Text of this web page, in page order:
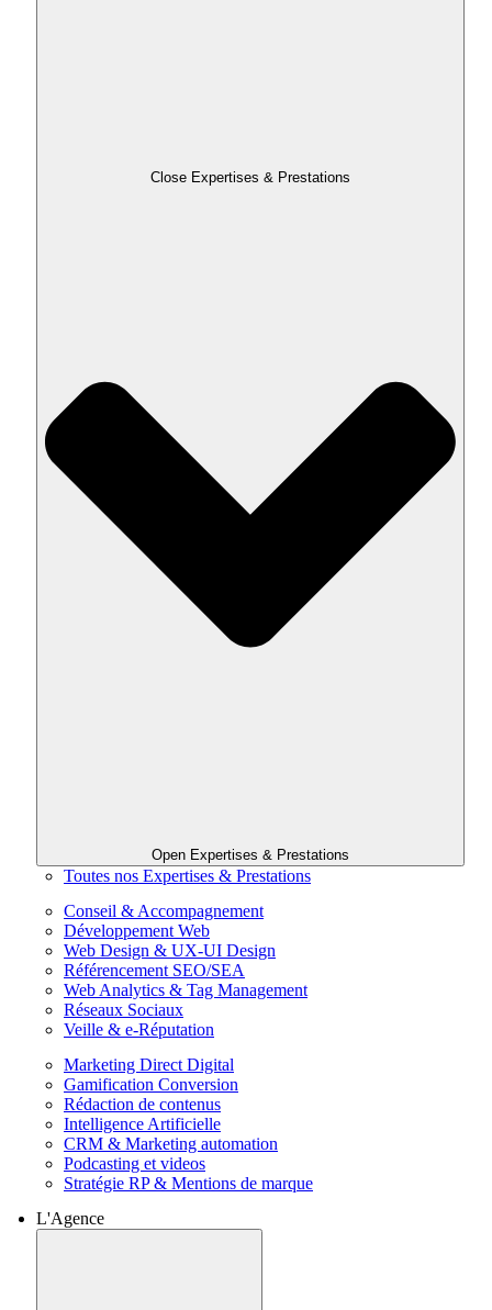
Close Expertises & Prestations
Open Expertises & Prestations
Toutes nos Expertises & Prestations
Conseil & Accompagnement
Développement Web
Web Design & UX-UI Design
Référencement SEO/SEA
Web Analytics & Tag Management
Réseaux Sociaux
Veille & e-Réputation
Marketing Direct Digital
Gamification Conversion
Rédaction de contenus
Intelligence Artificielle
CRM & Marketing automation
Podcasting et videos
Stratégie RP & Mentions de marque
L'Agence